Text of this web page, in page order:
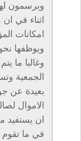
ويرسمون
اثناء في
امكانات
ويوظفها
وغالبا ما
الجمعية
بعيدة عن
الاموال
ان يستفيد
في ما